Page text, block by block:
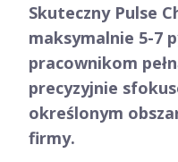
Skuteczny Pulse
maksymalnie 5-7
pracownikom
precyzyjnie
określonym
firmy.